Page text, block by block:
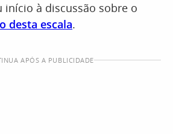
início à discussão sobre o
desta escala.
APÓS A PUBLICIDADE